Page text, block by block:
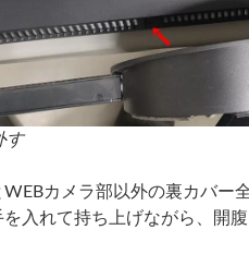
す
カメラ部以外の裏カバー
入れて持ち上げながら、開